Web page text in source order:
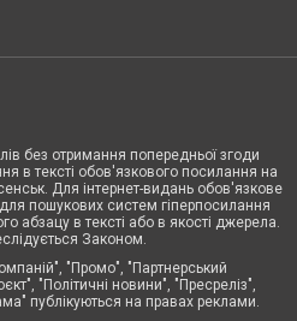
без отримання попередньої згоди
в тексті обов'язкового посилання на
Для інтернет-видань обов'язкове
пошукових систем гіперпосилання
абзацу в тексті або в якості джерела.
Законом.
"Промо", "Партнерський
"Політичні новини", "Пресреліз",
публікуються на правах реклами.